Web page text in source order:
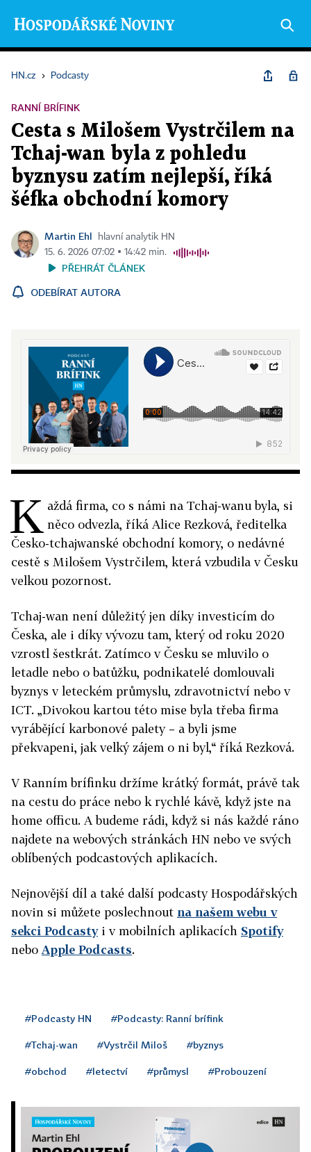
HN.cz › Podcasty
RANNÍ BRÍFINK
Cesta s Milošem Vystrčilem na
Tchaj-wan byla z pohledu
byznysu zatím nejlepší, říká
šéfka obchodní komory
Martin Ehl
hlavní analytik HN
15. 6. 2026 07:02 ▪ 14:42 min.
PŘEHRÁT ČLÁNEK
ODEBÍRAT AUTORA
K aždá firma, co s námi na Tchaj-wanu byla, si
něco odvezla, říká Alice Rezková, ředitelka
Česko-tchajwanské obchodní komory, o nedávné
cestě s Milošem Vystrčilem, která vzbudila v Česku
velkou pozornost.
Tchaj-wan není důležitý jen díky investicím do
Česka, ale i díky vývozu tam, který od roku 2020
vzrostl šestkrát. Zatímco v Česku se mluvilo o
letadle nebo o batůžku, podnikatelé domlouvali
byznys v leteckém průmyslu, zdravotnictví nebo v
ICT. „Divokou kartou této mise byla třeba firma
vyrábějící karbonové palety – a byli jsme
překvapeni, jak velký zájem o ni byl,“ říká Rezková.
V Ranním brífinku držíme krátký formát, právě tak
na cestu do práce nebo k rychlé kávě, když jste na
home officu. A budeme rádi, když si nás každé ráno
najdete na webových stránkách HN nebo ve svých
oblíbených podcastových aplikacích.
Nejnovější díl a také další podcasty Hospodářských
novin si můžete poslechnout na našem webu v
sekci Podcastyi v mobilních aplikacích Spotify
nebo Apple Podcasts.
#Podcasty HN #Podcasty: Ranní brífink
#Tchaj-wan #Vystrčil Miloš #byznys
#obchod #letectví #průmysl #Probouzení